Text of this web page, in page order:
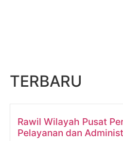
TERBARU
Rawil Wilayah Pusat
Pelayanan dan